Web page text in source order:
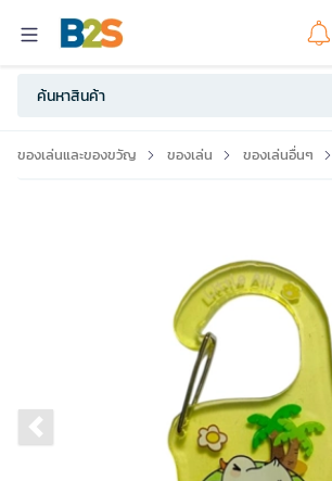
ของเล่นและของขวัญ ของเล่น ของเล่นอื่นๆ
Previous slide